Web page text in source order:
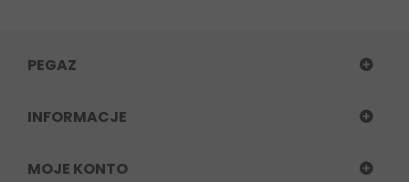
PEGAZ
INFORMACJE
MOJE KONTO